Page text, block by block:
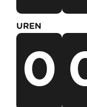
UREN
0